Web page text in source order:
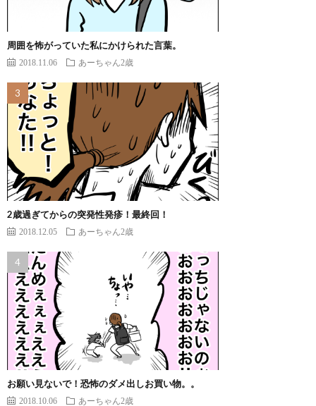
周囲を怖がっていた私にかけられた言葉。
2018.11.06 あーちゃん2歳
2歳過ぎてからの突発性発疹！最終回！
2018.12.05 あーちゃん2歳
お願い見ないで！恐怖のダメ出しお買い物。。
2018.10.06 あーちゃん2歳